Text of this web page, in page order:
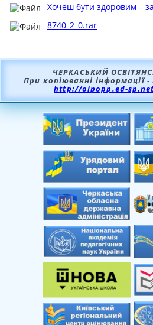
Хочеш бути здоровим –
8740_2_0.rar
ЧЕРКАСЬКИЙ
При копіюванні інформації
http://oipopp.ed-